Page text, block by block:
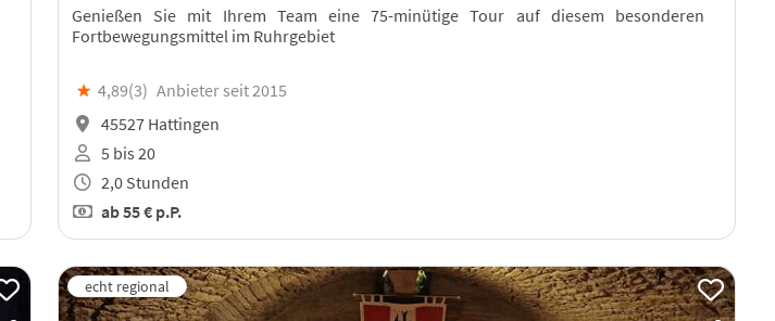
Genießen Sie mit Ihrem Team eine 75-minütige Tour auf diesem besonderen
Fortbewegungsmittel im Ruhrgebiet
★ 4,89(3) Anbieter seit 2015
45527 Hattingen
5 bis 20
2,0 Stunden
ab55 € p.P.